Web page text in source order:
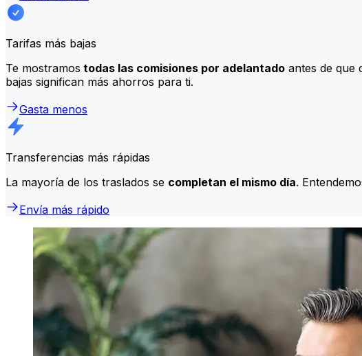
Tarifas más bajas
Te mostramos todas las comisiones por adelantado antes de que
bajas significan más ahorros para ti.
Gasta menos
Transferencias más rápidas
La mayoría de los traslados se completan el mismo día.
Envía más rápido